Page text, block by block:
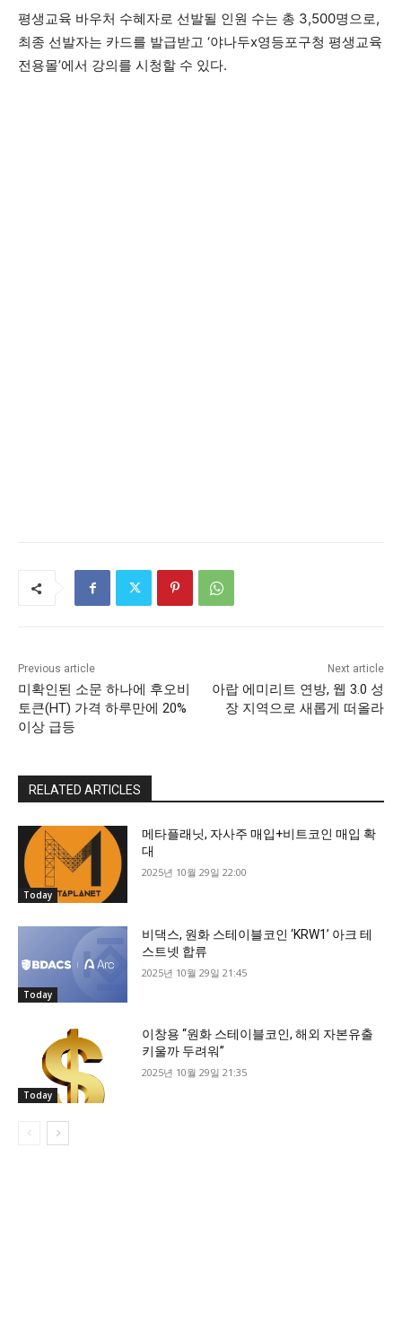
평생교육 바우처 수혜자로 선발될 인원 수는 총 3,500명으로,
최종 선발자는 카드를 발급받고 ‘야나두x영등포구청 평생교육
전용몰’에서 강의를 시청할 수 있다.
Previous article
미확인된 소문 하나에 후오비
토큰(HT) 가격 하루만에 20%
이상 급등
Next article
아랍 에미리트 연방, 웹 3.0 성
장 지역으로 새롭게 떠올라
RELATED ARTICLES
Today
메타플래닛, 자사주 매입+비트코인 매입 확
대
2025년 10월 29일 22:00
Today
비댁스, 원화 스테이블코인 ‘KRW1’ 아크 테
스트넷 합류
2025년 10월 29일 21:45
Today
이창용 “원화 스테이블코인, 해외 자본유출
키울까 두려워”
2025년 10월 29일 21:35